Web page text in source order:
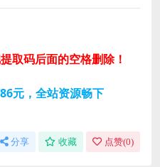
取码后面的空格删除！
元，全站资源畅下
分享 收藏 点赞(0)